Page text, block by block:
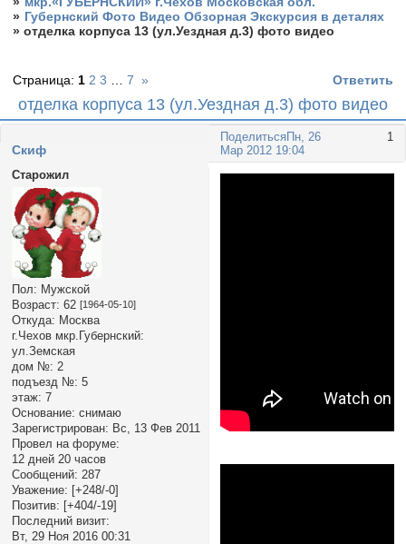
» Губернский Фото Видео Обзорная Экскурсия в деталях
»отделка корпуса 13 (ул.Уездная д.3) фото видео
отделка корпуса 13 (ул.Уездная д.3) фото видео
Страница: 1 2 3 7 » Ответить
Поделиться 1
Пн, 26
Мар 2012 19:04
Cкиф
Старожил
Пол: Мужской
Возраст: 62 [1964-05-10]
Откуда: Москва
г.Чехов мкр.Губернский:
ул.Земская
дом №: 2
подъезд №: 5
этаж: 7
Основание: снимаю
Зарегистрирован: Вс, 13 Фев 2011
Провел на форуме:
12 дней 20 часов
Сообщений: 287
Уважение: [+248/-0]
Позитив: [+404/-19]
Последний визит:
Вт, 29 Ноя 2016 00:31